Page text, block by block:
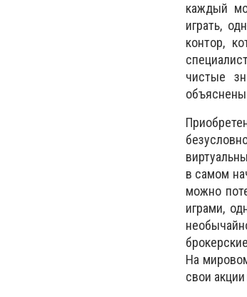
каждый
играть,
контор,
чистые
в самом
можно
играми,
На
свои